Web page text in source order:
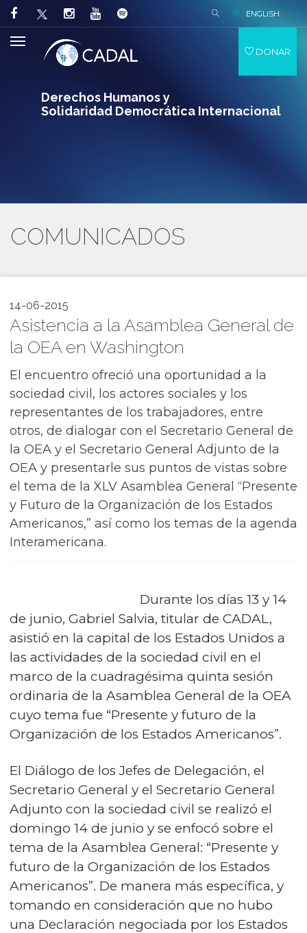
Derechos Humanos y
Solidaridad Democrática Internacional
ENGLISH
DONAR
COMUNICADOS
14-06-2015
Asistencia a la Asamblea General de
la OEA en Washington
El encuentro ofreció una oportunidad a la
sociedad civil, los actores sociales y los
representantes de los trabajadores, entre
otros, de dialogar con el Secretario General de
la OEA y el Secretario General Adjunto de la
OEA y presentarle sus puntos de vistas sobre
el tema de la XLV Asamblea General “Presente
y Futuro de la Organización de los Estados
Americanos,” así como los temas de la agenda
Interamericana.
Durante los días 13 y 14
de junio, Gabriel Salvia, titular de CADAL,
asistió en la capital de los Estados Unidos a
las actividades de la sociedad civil en el
marco de la cuadragésima quinta sesión
ordinaria de la Asamblea General de la OEA
cuyo tema fue “Presente y futuro de la
Organización de los Estados Americanos”.
El Diálogo de los Jefes de Delegación, el
Secretario General y el Secretario General
Adjunto con la sociedad civil se realizó el
domingo 14 de junio y se enfocó sobre el
tema de la Asamblea General: “Presente y
futuro de la Organización de los Estados
Americanos”. De manera más específica, y
tomando en consideración que no hubo
una Declaración negociada por los Estados